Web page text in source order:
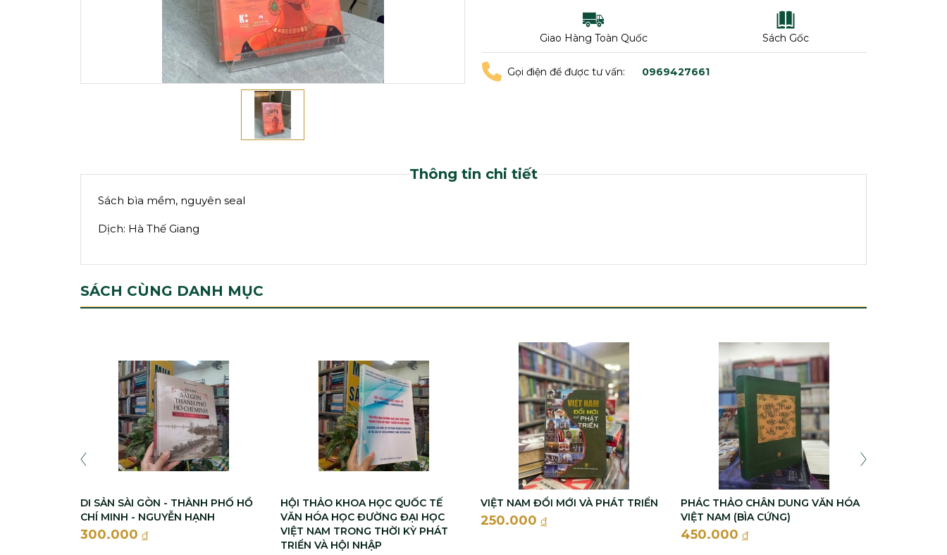
Giao Hàng Toàn Quốc Sách Gốc
Gọi điện để được tư vấn: 0969427661
Thông tin chi tiết
Sách bìa mềm, nguyên seal
Dịch: Hà Thế Giang
SÁCH CÙNG DANH MỤC
DI SẢN SÀI GÒN - THÀNH PHỐ HỒ
CHÍ MINH - NGUYỄN HẠNH
300.000 đ
HỘI THẢO KHOA HỌC QUỐC TẾ
VĂN HÓA HỌC ĐƯỜNG ĐẠI HỌC
VIỆT NAM TRONG THỜI KỲ PHÁT
TRIỂN VÀ HỘI NHẬP
VIỆT NAM ĐỔI MỚI VÀ PHÁT TRIỂN
250.000 đ
PHÁC THẢO CHÂN DUNG VĂN HÓA
VIỆT NAM (BÌA CỨNG)
450.000 đ